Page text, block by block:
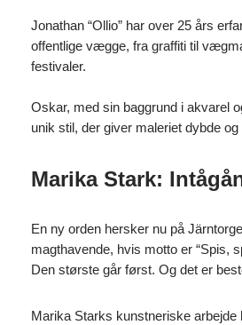
Jonathan “Ollio” har over 25 års
offentlige vægge, fra graffiti til
festivaler.
Oskar, med sin baggrund i akvarel
unik stil, der giver maleriet dybde og
Marika Stark:
En ny orden hersker nu på
magthavende, hvis motto er “Spis,
Den største går først. Og det er
Marika Starks kunstneriske